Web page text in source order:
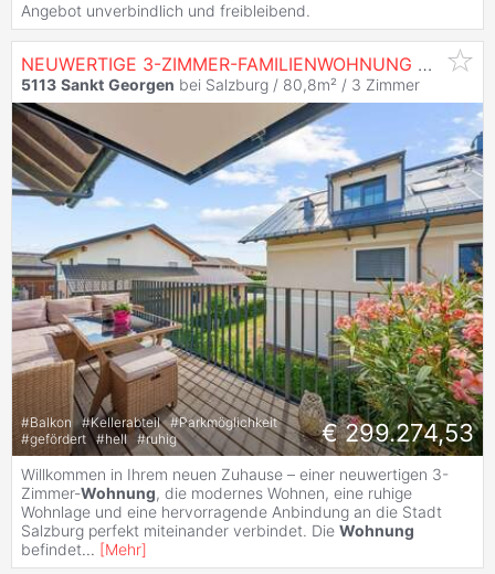
Angebot unverbindlich und freibleibend.
NEUWERTIGE 3-ZIMMER-FAMILIENWOHNUNG NAHE OBERNDORF BEI SALZBURG MIT BALKON UND 2 STELLPLÄTZEN
5113 Sankt Georgen bei Salzburg / 80,8m² / 3 Zimmer
#Balkon #Kellerabteil #Parkmöglichkeit
#gefördert #hell #ruhig € 299.274,53
Willkommen in Ihrem neuen Zuhause – einer neuwertigen 3-
Zimmer-Wohnung, die modernes Wohnen, eine ruhige
Wohnlage und eine hervorragende Anbindung an die Stadt
Salzburg perfekt miteinander verbindet. Die Wohnung
befindet... [Mehr]